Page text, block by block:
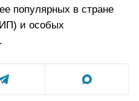
популярных в стране
и особых